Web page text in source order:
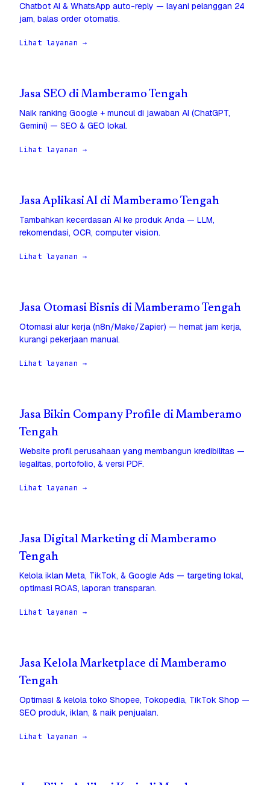
Chatbot AI & WhatsApp auto-reply — layani pelanggan 24
jam, balas order otomatis.
Lihat layanan →
Jasa SEO di Mamberamo Tengah
Naik ranking Google + muncul di jawaban AI (ChatGPT,
Gemini) — SEO & GEO lokal.
Lihat layanan →
Jasa Aplikasi AI di Mamberamo Tengah
Tambahkan kecerdasan AI ke produk Anda — LLM,
rekomendasi, OCR, computer vision.
Lihat layanan →
Jasa Otomasi Bisnis di Mamberamo Tengah
Otomasi alur kerja (n8n/Make/Zapier) — hemat jam kerja,
kurangi pekerjaan manual.
Lihat layanan →
Jasa Bikin Company Profile di Mamberamo
Tengah
Website profil perusahaan yang membangun kredibilitas —
legalitas, portofolio, & versi PDF.
Lihat layanan →
Jasa Digital Marketing di Mamberamo
Tengah
Kelola iklan Meta, TikTok, & Google Ads — targeting lokal,
optimasi ROAS, laporan transparan.
Lihat layanan →
Jasa Kelola Marketplace di Mamberamo
Tengah
Optimasi & kelola toko Shopee, Tokopedia, TikTok Shop —
SEO produk, iklan, & naik penjualan.
Lihat layanan →